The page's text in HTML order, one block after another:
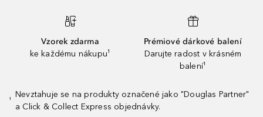
Vzorek zdarma
ke každému nákupu¹
Prémiové dárkové balení
Darujte radost v krásném
balení¹
¹
Nevztahuje se na produkty označené jako "Douglas Partner"
a Click & Collect Express objednávky.